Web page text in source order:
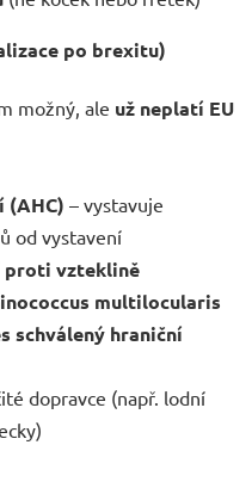
po brexitu)
možný, ale už neplatí EU
(AHC) – vystavuje
od vystavení
proti vzteklině
multilocularis
schválený hraniční
dopravce (např. lodní